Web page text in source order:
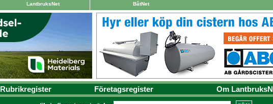
LantbruksNet BåtNet
Rubrikregister Företagsregister Om